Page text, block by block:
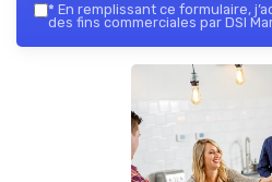
* En remplissant ce formulaire,
des fins commerciales par DSI